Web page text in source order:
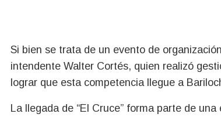
Si bien se trata de un evento de
intendente Walter Cortés, quien realizó
lograr que esta competencia llegue a
La llegada de “El Cruce” forma parte de